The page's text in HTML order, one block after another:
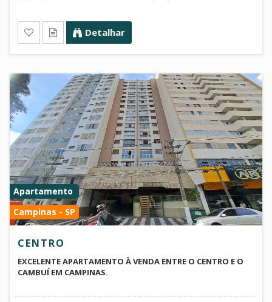
Detalhar
Apartamento
Campinas - SP
CENTRO
EXCELENTE APARTAMENTO À VENDA ENTRE O CENTRO E O
CAMBUÍ EM CAMPINAS.